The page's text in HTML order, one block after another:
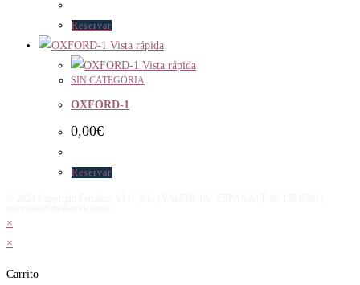
Reservar
Vista rápida
Vista rápida
SIN CATEGORIA
OXFORD-1
0,00€
Reservar
×
×
Carrito